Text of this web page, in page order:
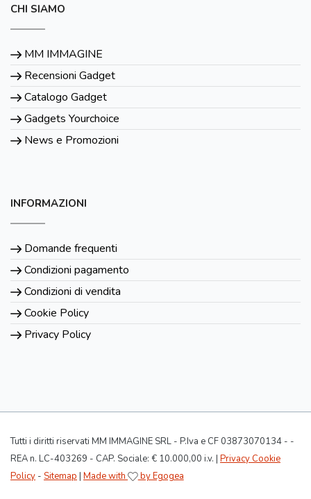
CHI SIAMO
MM IMMAGINE
Recensioni Gadget
Catalogo Gadget
Gadgets Yourchoice
News e Promozioni
INFORMAZIONI
Domande frequenti
Condizioni pagamento
Condizioni di vendita
Cookie Policy
Privacy Policy
Tutti i diritti riservati MM IMMAGINE SRL - P.Iva e CF 03873070134 - -
REA n. LC-403269 - CAP. Sociale: € 10.000,00 i.v. | Privacy Cookie
Policy - Sitemap | Made with by Egogea